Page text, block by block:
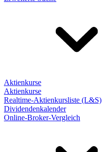
Aktienkurse
Aktienkurse
Realtime-Aktienkursliste (L&S)
Dividendenkalender
Online-Broker-Vergleich